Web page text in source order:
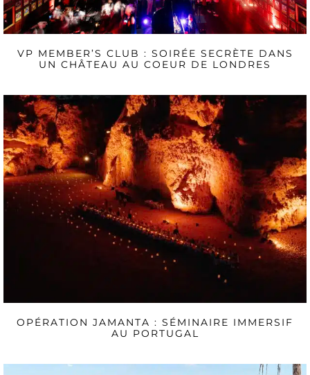
VP MEMBER’S CLUB : SOIRÉE SECRÈTE DANS
UN CHÂTEAU AU COEUR DE LONDRES
OPÉRATION JAMANTA : SÉMINAIRE IMMERSIF
AU PORTUGAL